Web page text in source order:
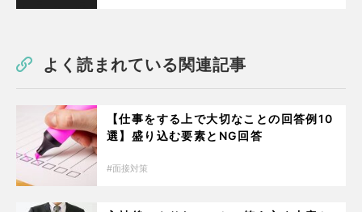
よく読まれている関連記事
【仕事をする上で大切なことの回答例10
選】盛り込む要素とNG回答
面接対策